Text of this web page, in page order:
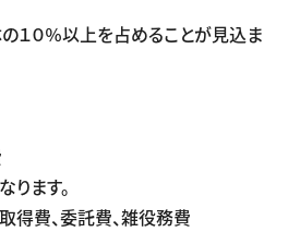
１０％以上を占めることが見込ま
ます。
費、委託費、雑役務費